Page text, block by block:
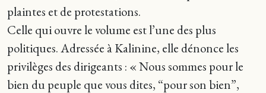
plaintes et de protestations.
Celle qui ouvre le volume est l’une des plus
politiques. Adressée à Kalinine, elle dénonce les
privilèges des dirigeants : « Nous sommes pour le
bien du peuple que vous dites, “pour son bien”,